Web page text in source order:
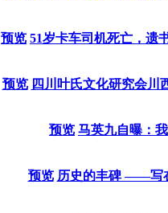
预览 51岁卡车司机死亡，遗
预览 四川叶氏文化研究会川
预览 马英九自曝：
预览 历史的丰碑 ——写